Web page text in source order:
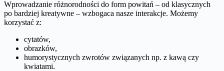
Wprowadzanie różnorodności do form powitań – od klasycznych
po bardziej kreatywne – wzbogaca nasze interakcje. Możemy
korzystać z:
cytatów,
obrazków,
humorystycznych zwrotów związanych np. z kawą czy
kwiatami.